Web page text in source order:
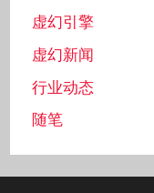
虚幻引擎
虚幻新闻
行业动态
随笔